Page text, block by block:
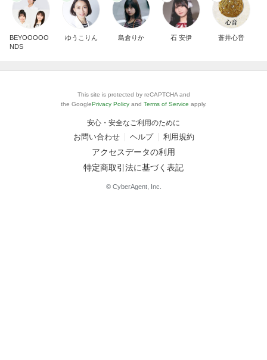
BEYOOOOO
NDS
ゆうこりん 島倉りか 石 安伊 蒼井心音
This site is protected by reCAPTCHA and
the GooglePrivacy Policy and Terms of Service apply.
安心・安全なご利用のために
お問い合わせ ヘルプ 利用規約
アクセスデータの利用
特定商取引法に基づく表記
© CyberAgent, Inc.